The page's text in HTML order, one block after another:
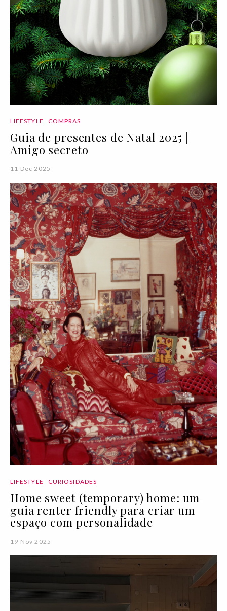
LIFESTYLE COMPRAS
Guia de presentes de Natal 2025 |
Amigo secreto
11 Dec 2025
LIFESTYLE CURIOSIDADES
Home sweet (temporary) home: um
guia renter friendly para criar um
espaço com personalidade
19 Nov 2025